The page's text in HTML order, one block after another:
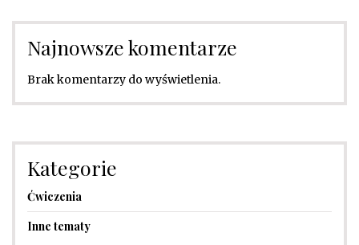
Najnowsze komentarze
Brak komentarzy do wyświetlenia.
Kategorie
Ćwiczenia
Inne tematy